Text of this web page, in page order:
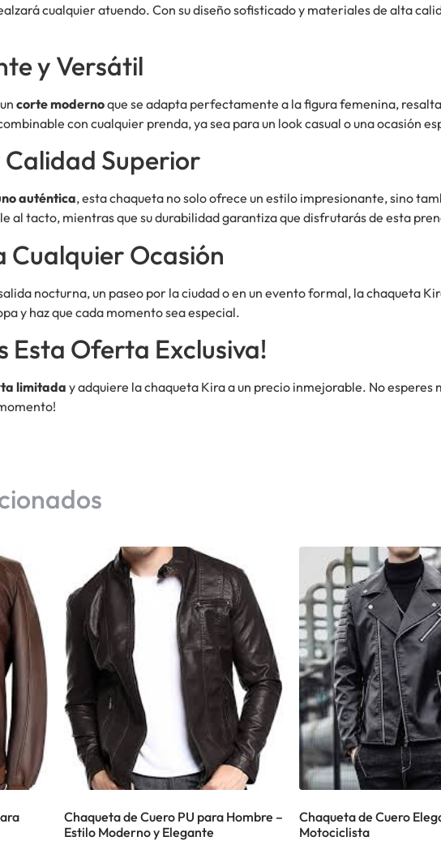
cualquier atuendo. Con su diseño sofisticado y materiales de alta
y Versátil
corte modernoque se adapta perfectamente a la figura femenina,
con cualquier prenda, ya sea para un look casual o una ocasión
Superior
auténtica, esta chaqueta no solo ofrece un estilo impresionante, sino
al tacto, mientras que su durabilidad garantiza que disfrutarás de esta
Ocasión
nocturna, un paseo por la ciudad o en un evento formal, la chaqueta
y haz que cada momento sea especial.
Esta Oferta Exclusiva!
limitaday adquiere la chaqueta Kira a un precio inmejorable. No esperes
Chaqueta de Cuero PU para Hombre –
Estilo Moderno y Elegante
Chaqueta de Cuero
Motociclista